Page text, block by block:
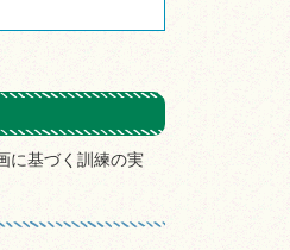
に基づく訓練の実